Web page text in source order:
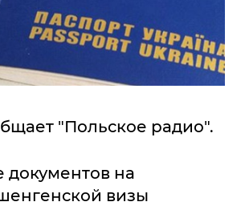
"Польское радио".
документов на
визы